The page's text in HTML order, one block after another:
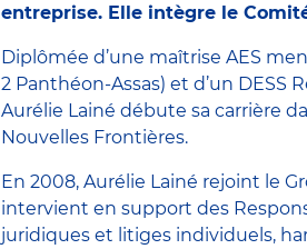
entreprise. Elle intègre le
Diplômée d’une maîtrise AES
2 Panthéon-Assas) et d’un DESS
Aurélie Lainé débute sa carrière
Nouvelles Frontières.
En 2008, Aurélie Lainé rejoint le
intervient en support des
juridiques et litiges individuels,